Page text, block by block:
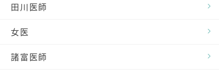
田川医師
女医
諸富医師